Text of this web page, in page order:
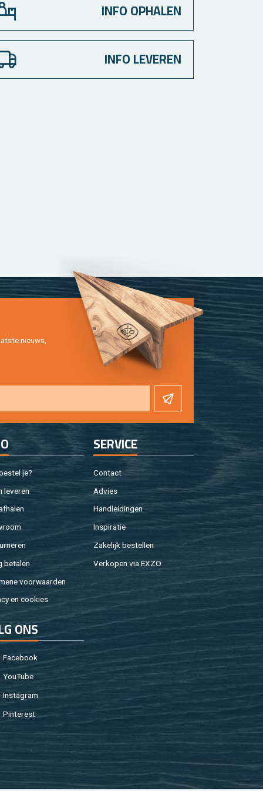
INFO OPHALEN
INFO LEVEREN
nieuws,
je?
le­ve­ren
be­ta­len
voor­waar­den
en coo­kies
SER­VI­CE
Con­tact
Ad­vies
Hand­lei­din­gen
In­spi­ra­tie
Za­ke­lijk be­stel­len
Ver­ko­pen via EXZO
ONS
Fa­cebook
You­Tu­be
In­st­agram
Pin­te­rest